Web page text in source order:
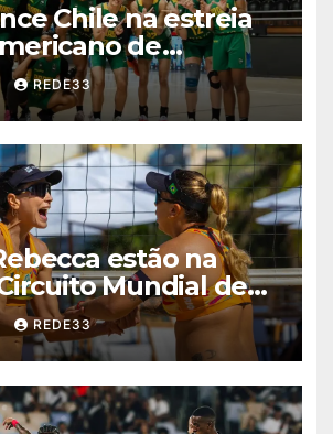
Chile na estreia
de
feminino
REDE33
estão na
Mundial de
REDE33